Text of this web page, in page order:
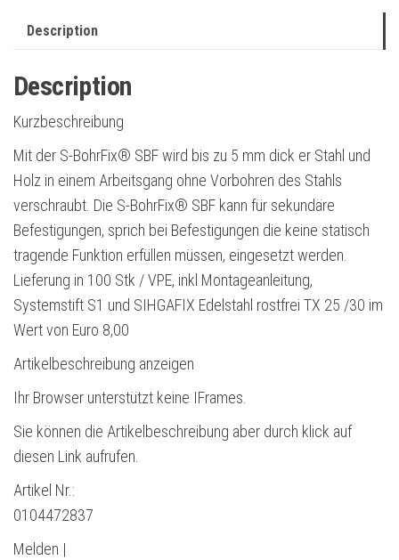
Description
Description
Kurzbeschreibung
Mit der S-BohrFix® SBF wird bis zu 5 mm dick er Stahl und
Holz in einem Arbeitsgang ohne Vorbohren des Stahls
verschraubt. Die S-BohrFix® SBF kann für sekundäre
Befestigungen, sprich bei Befestigungen die keine statisch
tragende Funktion erfüllen müssen, eingesetzt werden.
Lieferung in 100 Stk / VPE, inkl Montageanleitung,
Systemstift S1 und SIHGAFIX Edelstahl rostfrei TX 25 /30 im
Wert von Euro 8,00
Artikelbeschreibung anzeigen
Ihr Browser unterstützt keine IFrames.
Sie können die Artikelbeschreibung aber durch klick auf
diesen Link aufrufen.
Artikel Nr.:
0104472837
Melden |